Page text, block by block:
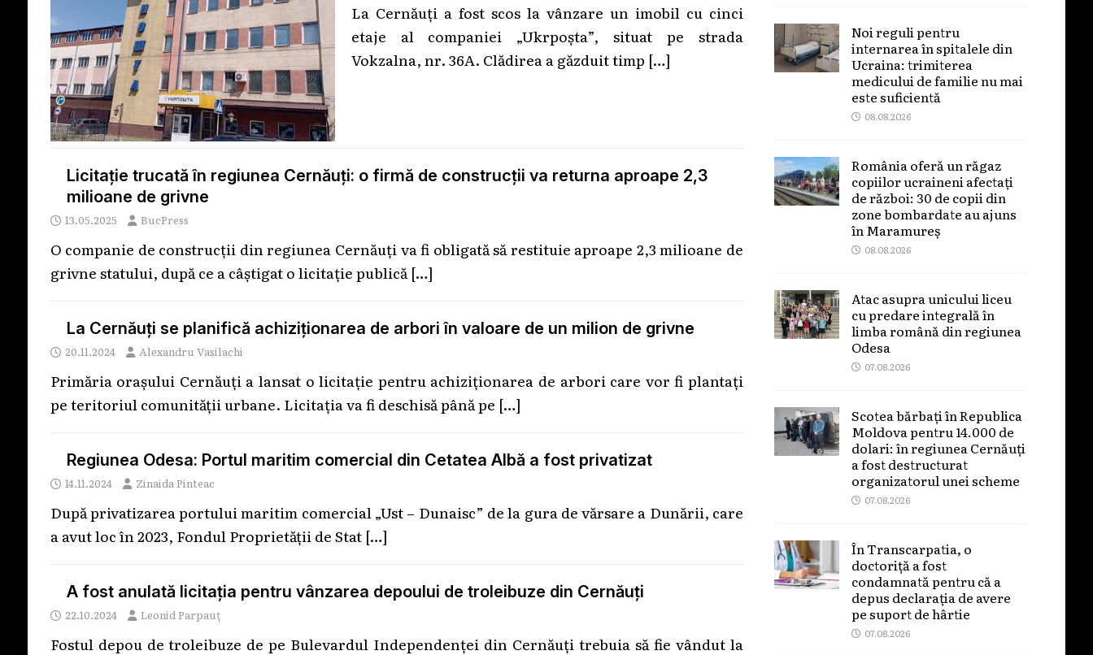
La Cernăuți a fost scos la vânzare un imobil cu cinci
etaje al companiei „Ukrpoșta”, situat pe strada
Vokzalna, nr. 36A. Clădirea a găzduit timp […]
Licitație trucată în regiunea Cernăuți: o firmă de construcții va returna aproape 2,3
milioane de grivne
13.05.2025 BucPress
O companie de construcții din regiunea Cernăuți va fi obligată să restituie aproape 2,3 milioane de
grivne statului, după ce a câștigat o licitație publică […]
La Cernăuți se planifică achiziționarea de arbori în valoare de un milion de grivne
20.11.2024 Alexandru Vasilachi
Primăria orașului Cernăuți a lansat o licitație pentru achiziționarea de arbori care vor fi plantați
pe teritoriul comunității urbane. Licitația va fi deschisă până pe […]
Regiunea Odesa: Portul maritim comercial din Cetatea Albă a fost privatizat
14.11.2024 Zinaida Pinteac
După privatizarea portului maritim comercial „Ust – Dunaisc” de la gura de vărsare a Dunării, care
a avut loc în 2023, Fondul Proprietății de Stat […]
A fost anulată licitația pentru vânzarea depoului de troleibuze din Cernăuți
22.10.2024 Leonid Parpauț
Fostul depou de troleibuze de pe Bulevardul Independenței din Cernăuți trebuia să fie vândut la
Noi reguli pentru
internarea în spitalele din
Ucraina: trimiterea
medicului de familie nu mai
este suficientă
08.08.2026
România oferă un răgaz
copiilor ucraineni afectați
de război: 30 de copii din
zone bombardate au ajuns
în Maramureș
08.08.2026
Atac asupra unicului liceu
cu predare integrală în
limba română din regiunea
Odesa
07.08.2026
Scotea bărbați în Republica
Moldova pentru 14.000 de
dolari: în regiunea Cernăuți
a fost destructurat
organizatorul unei scheme
07.08.2026
În Transcarpatia, o
doctoriță a fost
condamnată pentru că a
depus declarația de avere
pe suport de hârtie
07.08.2026